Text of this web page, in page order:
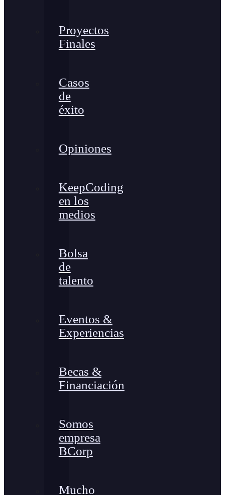
Proyectos
Finales
Casos
de
éxito
Opiniones
KeepCoding
en los
medios
Bolsa
de
talento
Eventos &
Experiencias
Becas &
Financiación
Somos
empresa
BCorp
Mucho